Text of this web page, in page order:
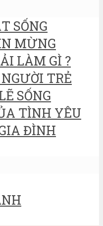
SỐNG
MỪNG
LÀM GÌ ?
TRẺ
SỐNG
TÌNH YÊU
ĐÌNH